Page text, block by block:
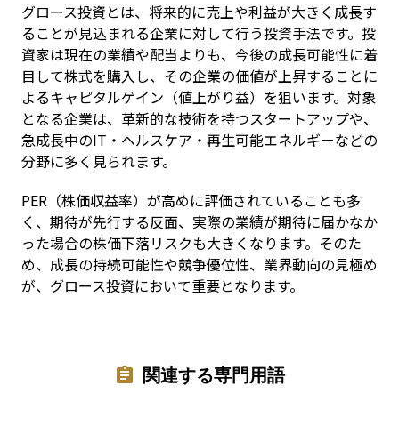
グロース投資とは、将来的に売上や利益が大きく成長す
ることが見込まれる企業に対して行う投資手法です。投
資家は現在の業績や配当よりも、今後の成長可能性に着
目して株式を購入し、その企業の価値が上昇することに
よるキャピタルゲイン（値上がり益）を狙います。対象
となる企業は、革新的な技術を持つスタートアップや、
急成長中のIT・ヘルスケア・再生可能エネルギーなどの
分野に多く見られます。
PER（株価収益率）が高めに評価されていることも多
く、期待が先行する反面、実際の業績が期待に届かなか
った場合の株価下落リスクも大きくなります。そのた
め、成長の持続可能性や競争優位性、業界動向の見極め
が、グロース投資において重要となります。
関連する専門用語